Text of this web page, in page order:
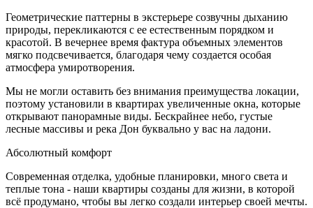
Геометрические паттерны в экстерьере созвучны дыханию
природы, перекликаются с ее естественным порядком и
красотой. В вечернее время фактура объемных элементов
мягко подсвечивается, благодаря чему создается особая
атмосфера умиротворения.
Мы не могли оставить без внимания преимущества локации,
поэтому установили в квартирах увеличенные окна, которые
открывают панорамные виды. Бескрайнее небо, густые
лесные массивы и река Дон буквально у вас на ладони.
Абсолютный комфорт
Современная отделка, удобные планировки, много света и
теплые тона - наши квартиры созданы для жизни, в которой
всё продумано, чтобы вы легко создали интерьер своей мечты.